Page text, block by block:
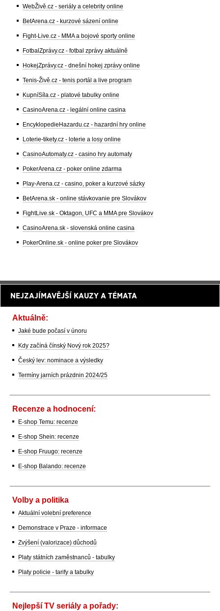
WebŽivě.cz - seriály a celebrity online
BetArena.cz - kurzové sázení online
Fight-Live.cz - MMA a bojové sporty online
FotbalZprávy.cz - fotbal zprávy aktuálně
HokejZprávy.cz - dnešní hokej zprávy online
Tenis-Živě.cz - tenis portál a live program
KupníSíla.cz - platové tabulky online
CasinoArena.cz - legální online casina
EncyklopedieHazardu.cz - hazardní hry online
Loterie-tikety.cz - loterie a losy online
CasinoAutomaty.cz - casino hry automaty
PokerArena.cz - poker online zdarma
Play-Arena.cz - casino, poker a kurzové sázky
BetArena.sk - online stávkovanie pre Slovákov
FightLive.sk - Oktagon, UFC a MMA pre Slovákov
CasinoArena.sk - slovenská online casina
PokerOnline.sk - online poker pre Slovákov
NEJZAJÍMAVĚJŠÍ KAUZY A TÉMATA
Aktuálně:
Jaké bude počasí v únoru
Kdy začíná čínský Nový rok 2025?
Český lev: nominace a výsledky
Termíny jarních prázdnin 2024/25
Recenze a hodnocení:
E-shop Temu: recenze
E-shop Shein: recenze
E-shop Fruugo: recenze
E-shop Balando: recenze
Volby a politika
Aktuální volební preference
Demonstrace v Praze - informace
Zvýšení (valorizace) důchodů
Platy státních zaměstnanců - tabulky
Platy policie - tarify a tabulky
Nejlepší TV seriály a pořady: